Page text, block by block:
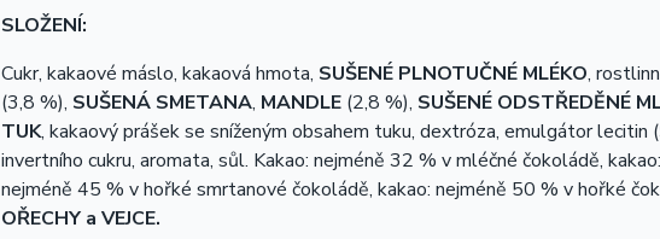
SLOŽENÍ:
Cukr, kakaové máslo, kakaová hmota, SUŠENÉ PLNOTUČNÉ MLÉKO,
(3,8 %), SUŠENÁ SMETANA, MANDLE(2,8 %), SUŠENÉ ODSTŘEDĚNÉ
TUK, kakaový prášek se sníženým obsahem tuku, dextróza, emulgátor lecitin (
invertního cukru, aromata, sůl. Kakao: nejméně 32 % v mléčné čokoládě,
nejméně 45 % v hořké smrtanové čokoládě, kakao: nejméně 50 % v hořké
OŘECHY a VEJCE.